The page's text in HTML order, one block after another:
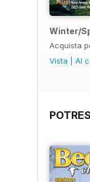
Winter/
Acquista
Vista
Al